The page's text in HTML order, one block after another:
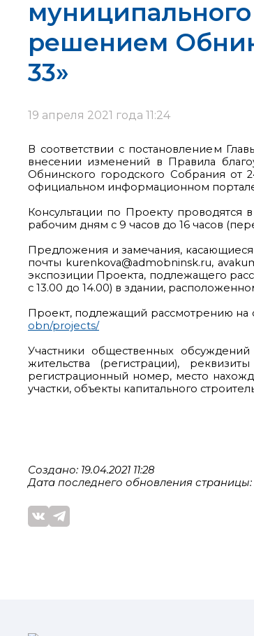
решением
33»
19 апреля 2021 года 11:24
В соответствии с постановлением
внесении изменений в Правила
Обнинского городского Собрания от
официальном информационном
Консультации по Проекту проводятся
рабочим дням с 9 часов до 16 часов
Предложения и замечания,
почты kurenkova@admobninsk.ru,
экспозиции Проекта, подлежащего
с 13.00 до 14.00) в здании,
Проект, подлежащий рассмотрению на
obn/projects/
Участники общественных
жительства (регистрации),
регистрационный номер, место
участки, объекты капитального
Создано: 19.04.2021 11:28
Дата последнего обновления страницы: